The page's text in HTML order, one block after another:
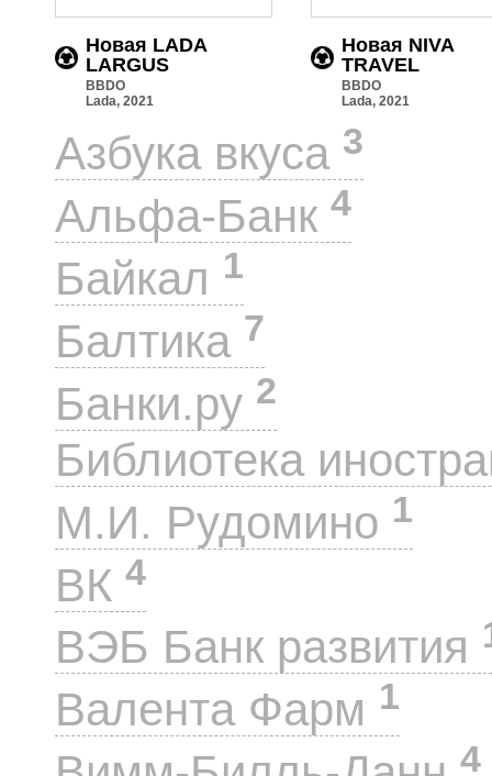
Новая LADA
LARGUS
BBDO
Lada, 2021
Новая NIVA
TRAVEL
BBDO
Lada, 2021
Азбука вкуса 3
Альфа-Банк 4
Байкал 1
Балтика 7
Банки.ру 2
Библиотека
М.И. Рудомино 1
ВК 4
ВЭБ Банк развития
Валента Фарм 1
4